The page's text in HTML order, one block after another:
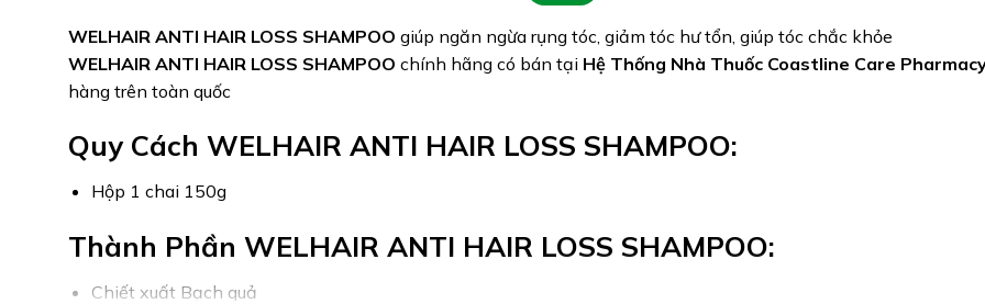
WELHAIR ANTI HAIR LOSS SHAMPOO giúp ngăn ngừa rụng tóc, giảm tóc hư tổn, giúp tóc chắc khỏe
WELHAIR ANTI HAIR LOSS SHAMPOO chính hãng có bán tại Hệ Thống Nhà Thuốc Coastline Care
hàng trên toàn quốc
Quy Cách WELHAIR ANTI HAIR LOSS SHAMPOO:
Hộp 1 chai 150g
Thành Phần WELHAIR ANTI HAIR LOSS SHAMPOO:
Chiết xuất Bạch quả